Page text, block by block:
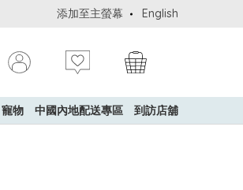
高達5%簽賬回贈！ 購買一般貨品(冷凍食
添加至主螢幕 English
寵物 中國內地配送專區 到訪店舖